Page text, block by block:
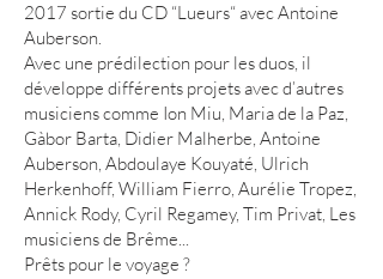
2017 sortie du CD “Lueurs“ avec Antoine
Auberson.
Avec une prédilection pour les duos, il
développe différents projets avec d’autres
musiciens comme Ion Miu, Maria de la Paz,
Gàbor Barta, Didier Malherbe, Antoine
Auberson, Abdoulaye Kouyaté, Ulrich
Herkenhoff, William Fierro, Aurélie Tropez,
Annick Rody, Cyril Regamey, Tim Privat, Les
musiciens de Brême...
Prêts pour le voyage ?